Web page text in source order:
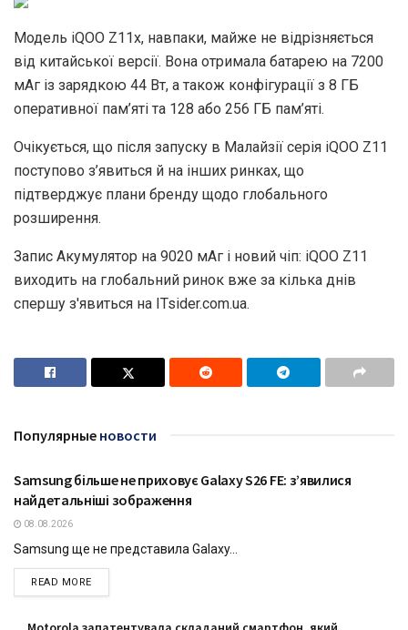
Модель iQOO Z11x, навпаки, майже не відрізняється
від китайської версії. Вона отримала батарею на 7200
мАг із зарядкою 44 Вт, а також конфігурації з 8 ГБ
оперативної пам’яті та 128 або 256 ГБ пам’яті.
Очікується, що після запуску в Малайзії серія iQOO Z11
поступово з’явиться й на інших ринках, що
підтверджує плани бренду щодо глобального
розширення.
Запис Акумулятор на 9020 мАг і новий чіп: iQOO Z11
виходить на глобальний ринок вже за кілька днів
спершу з'явиться на ITsider.com.ua.
Популярные новости
ТЕХНОЛОГІЇ
Samsung більше не приховує Galaxy S26 FE: з’явилися
найдетальніші зображення
08.08.2026
Samsung ще не представила Galaxy...
READ MOREDETAILS